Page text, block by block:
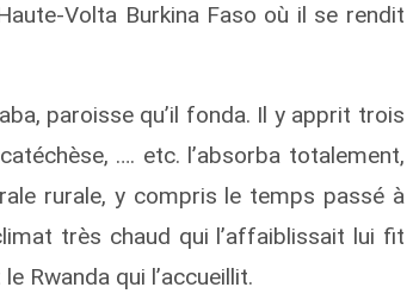
Volta Burkina Faso où il se rendit
paroisse qu’il fonda. Il y apprit trois
…. etc. l’absorba totalement,
rurale, y compris le temps passé à
très chaud qui l’affaiblissait lui fit
Rwanda qui l’accueillit.